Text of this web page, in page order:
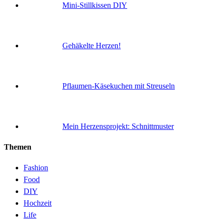
Mini-Stillkissen DIY
Gehäkelte Herzen!
Pflaumen-Käsekuchen mit Streuseln
Mein Herzensprojekt: Schnittmuster
Themen
Fashion
Food
DIY
Hochzeit
Life